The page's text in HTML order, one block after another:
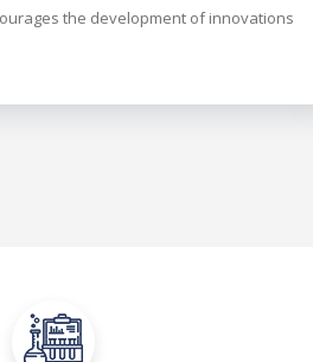
the development of innovations